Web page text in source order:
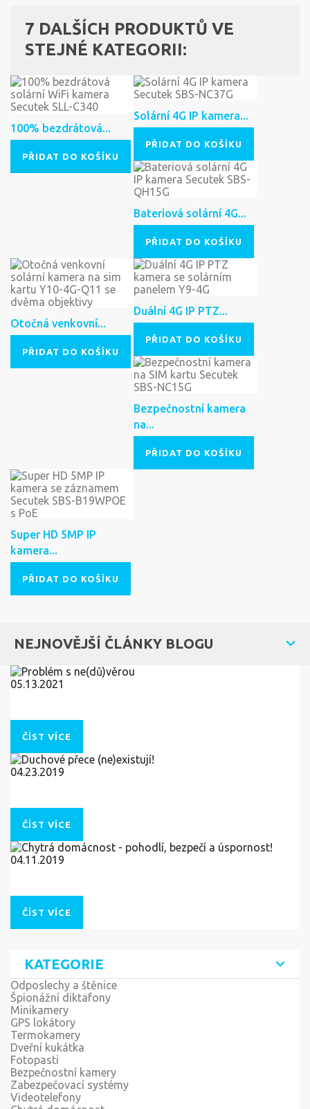
7 DALŠÍCH PRODUKTŮ VE
STEJNÉ KATEGORII:
100% bezdrátová...
PŘIDAT DO KOŠÍKU
Solární 4G IP kamera...
PŘIDAT DO KOŠÍKU
Bateriová solární 4G...
PŘIDAT DO KOŠÍKU
Otočná venkovní...
PŘIDAT DO KOŠÍKU
Duální 4G IP PTZ...
PŘIDAT DO KOŠÍKU
Bezpečnostní kamera
na...
PŘIDAT DO KOŠÍKU
Super HD 5MP IP
kamera...
PŘIDAT DO KOŠÍKU
NEJNOVĚJŠÍ ČLÁNKY BLOGU
05.13.2021
ČÍST VÍCE
04.23.2019
ČÍST VÍCE
04.11.2019
ČÍST VÍCE
KATEGORIE
Odposlechy a štěnice
Špionážní diktafony
Minikamery
GPS lokátory
Termokamery
Dveřní kukátka
Fotopasti
Bezpečnostní kamery
Zabezpečovací systémy
Videotelefony